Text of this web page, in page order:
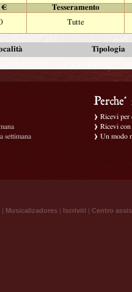
€
Tesseramento
Tutte
Tipologia
settimana
Ricevi per
Ricevi con
Un modo
| Musicalizadores | Iscriviti | Centro